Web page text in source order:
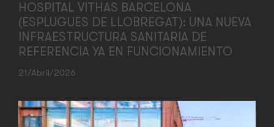
HOSPITAL VITHAS BARCELONA
(ESPLUGUES DE LLOBREGAT): UNA NUEVA
INFRAESTRUCTURA SANITARIA DE
REFERENCIA YA EN FUNCIONAMIENTO
21/abril/2026